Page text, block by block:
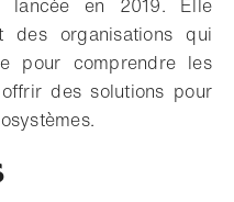
lancée en 2019. Elle
des organisations qui
pour comprendre les
des solutions pour